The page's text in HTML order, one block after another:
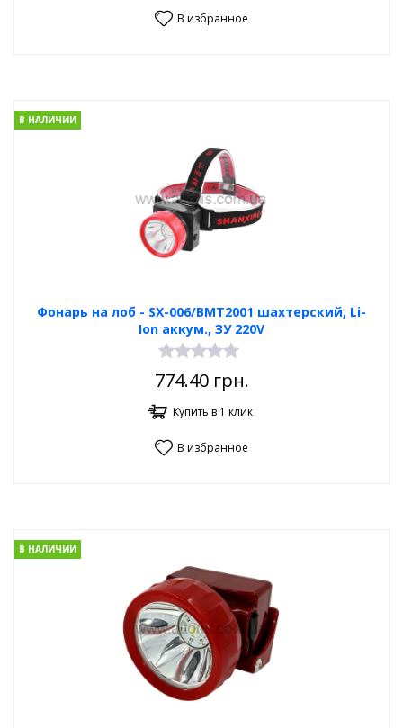
В избранное
Фонарь на лоб - SX-006/BMT2001 шахтерский, Li-
Ion аккум., ЗУ 220V
В НАЛИЧИИ
774.40грн.
Купить в 1 клик
В избранное
В НАЛИЧИИ